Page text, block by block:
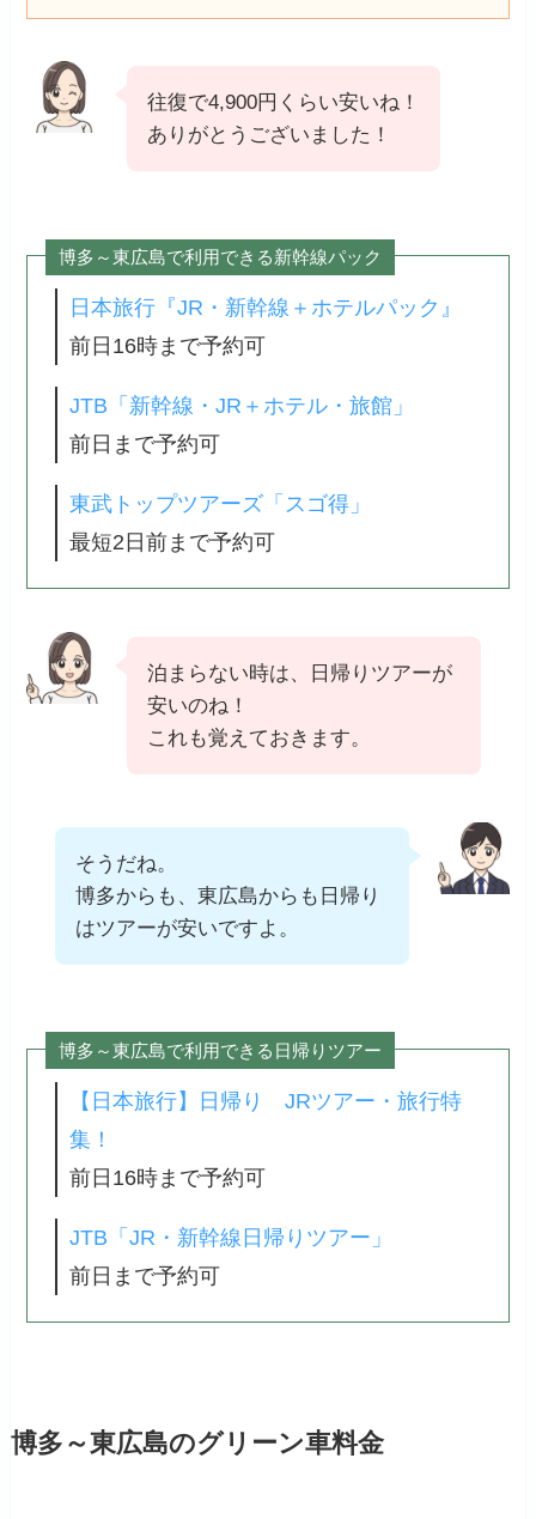
往復で4,900円くらい安いね！
ありがとうございました！
博多～東広島で利用できる新幹線パック
日本旅行『JR・新幹線＋ホテルパック』
前日16時まで予約可
JTB「新幹線・JR＋ホテル・旅館」
前日まで予約可
東武トップツアーズ「スゴ得」
最短2日前まで予約可
泊まらない時は、日帰りツアーが
安いのね！
これも覚えておきます。
そうだね。
博多からも、東広島からも日帰り
はツアーが安いですよ。
博多～東広島で利用できる日帰りツアー
【日本旅行】日帰り JRツアー・旅行特
集！
前日16時まで予約可
JTB「JR・新幹線日帰りツアー」
前日まで予約可
博多～東広島のグリーン車料金